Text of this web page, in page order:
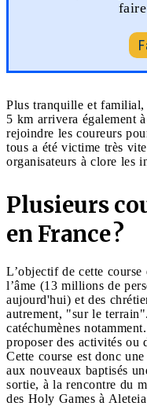
Plus tranquille et familial,
5 km arrivera également
rejoindre les coureurs
tous a été victime très
organisateurs à clore les
Plusieurs
en France ?
L’objectif de cette course
l’âme (13 millions de
aujourd'hui) et des
autrement, "sur le
catéchumènes
proposer des activités ou
Cette course est donc
aux nouveaux baptisés
sortie, à la rencontre du
des Holy Games à